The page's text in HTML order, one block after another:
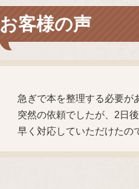
お客様の声
急ぎで本を整理する必要が
突然の依頼でしたが、2日
早く対応していただけたの